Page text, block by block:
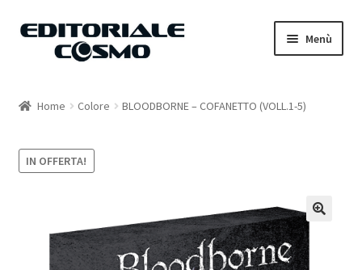
Vai
Vai
Menù
Carrello
Home Colore BLOODBORNE – COFANETTO (VOLL.1-5)
IN OFFERTA!